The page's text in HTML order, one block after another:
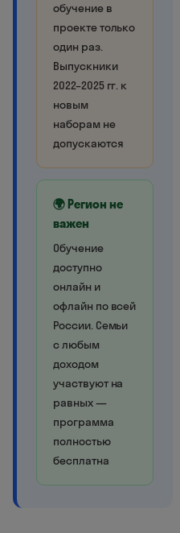
обучение в
проекте только
один раз.
Выпускники
2022–2025 гг. к
новым
наборам не
допускаются
🌍 Регион не
важен
Обучение
доступно
онлайн и
офлайн по всей
России. Семьи
с любым
доходом
участвуют на
равных —
программа
полностью
бесплатна